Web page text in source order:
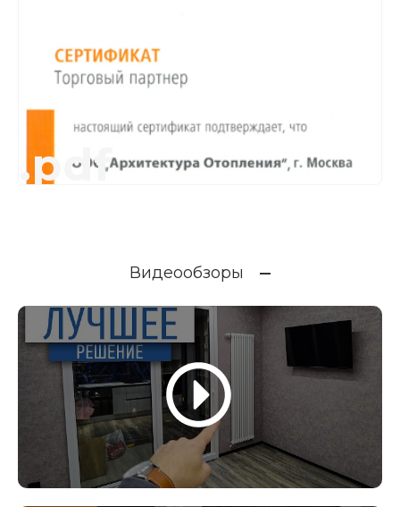
.pdf
Видеообзоры